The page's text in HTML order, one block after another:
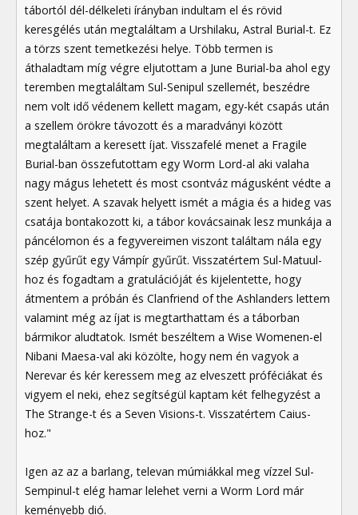
tábortól dél-délkeleti írányban indultam el és rövid
keresgélés után megtaláltam a Urshilaku, Astral Burial-t. Ez
a törzs szent temetkezési helye. Több termen is
áthaladtam míg végre eljutottam a June Burial-ba ahol egy
teremben megtaláltam Sul-Senipul szellemét, beszédre
nem volt idő védenem kellett magam, egy-két csapás után
a szellem örökre távozott és a maradványi között
megtaláltam a keresett íjat. Visszafelé menet a Fragile
Burial-ban összefutottam egy Worm Lord-al aki valaha
nagy mágus lehetett és most csontváz mágusként védte a
szent helyet. A szavak helyett ismét a mágia és a hideg vas
csatája bontakozott ki, a tábor kovácsainak lesz munkája a
páncélomon és a fegyvereimen viszont találtam nála egy
szép gyűrűt egy Vámpír gyűrűt. Visszatértem Sul-Matuul-
hoz és fogadtam a gratulációját és kijelentette, hogy
átmentem a próbán és Clanfriend of the Ashlanders lettem
valamint még az íjat is megtarthattam és a táborban
bármikor aludtatok. Ismét beszéltem a Wise Womenen-el
Nibani Maesa-val aki közölte, hogy nem én vagyok a
Nerevar és kér keressem meg az elveszett próféciákat és
vigyem el neki, ehez segítségül kaptam két felhegyzést a
The Strange-t és a Seven Visions-t. Visszatértem Caius-
hoz."
Igen az az a barlang, televan múmiákkal meg vízzel Sul-
Sempinul-t elég hamar lelehet verni a Worm Lord már
keményebb dió.